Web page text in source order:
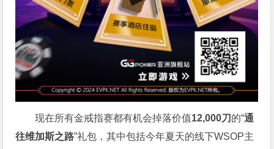
现在所有金戒指赛都有机会掉落价值12,000刀 的“通
往维加斯之路”礼包，其中包括今年夏天的线下WSOP主